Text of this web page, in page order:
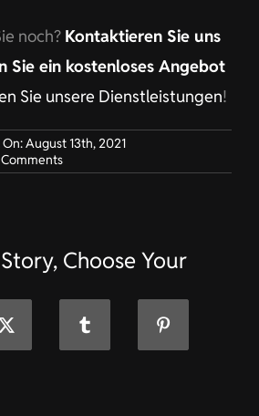
noch? Kontaktieren Sie uns
Sie ein kostenloses Angebot
Sie unsere Dienstleistungen!
August 13th, 2021
on
Corporate
Erlenbach
Choose Your